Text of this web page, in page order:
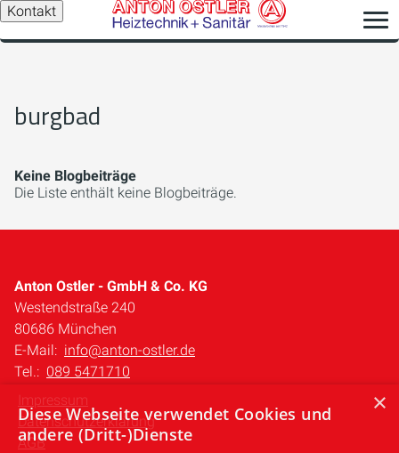
Kontakt
burgbad
Keine Blogbeiträge
Die Liste enthält keine Blogbeiträge.
Anton Ostler - GmbH & Co. KG
Westendstraße 240
80686 München
E-Mail: info@anton-ostler.de
Tel.: 089 5471710
Impressum
Datenschutzerklärung
AGB
×
Diese Webseite verwendet Cookies und
andere (Dritt-)Dienste